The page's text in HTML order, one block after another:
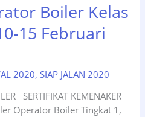
Boiler Kelas
15 Februari
2020,SIAP JALAN 2020
SERTIFIKAT KEMENAKER
Operator Boiler Tingkat 1,